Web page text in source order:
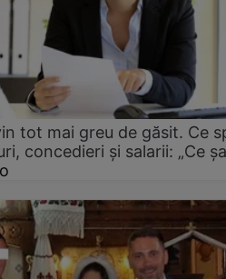
tot mai greu de găsit. Ce
concedieri și salarii: „Ce